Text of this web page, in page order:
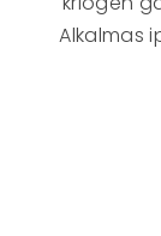
Alkalmas